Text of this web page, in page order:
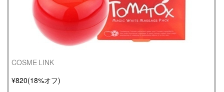
COSME LINK
¥820(18%オフ)